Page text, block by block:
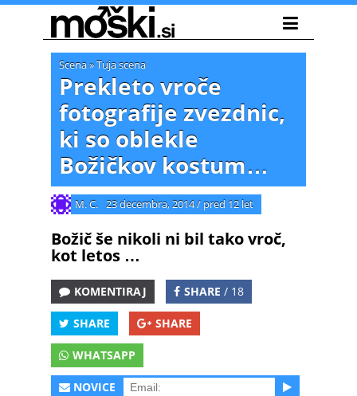
Scena»Tuja scena
Prekleto vroče
fotografije zvezdnic,
ki so oblekle
Božičkov kostum…
M. C. 23 decembra, 2014/ pred 12 let
Božič še nikoli ni bil tako vroč,
kot letos …
KOMENTIRAJ SHARE / 18
SHARE SHARE
WHATSAPP
NOVICE